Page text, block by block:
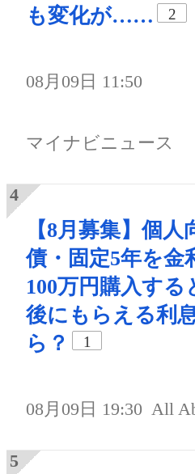
も変化が……
2
08月09日 11:50
マイナビニュース
【8月募集】個人
債・固定5年を金
100万円購入する
後にもらえる利
ら？
1
08月09日 19:30 All